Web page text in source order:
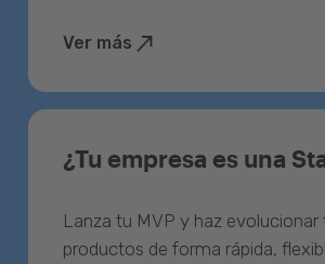
Ver más
¿Tu empresa es una
Lanza tu MVP y haz evolucionar
productos de forma rápida,